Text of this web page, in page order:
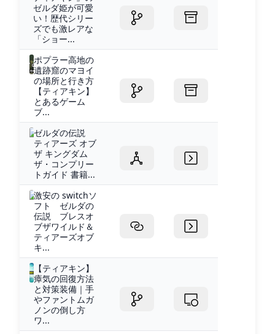
ゼルダ姫が可愛
い！歴代シリー
ズでも激レアな
「ショー...
ポプラー高地の
遺跡窟のマヨイ
の場所と行き方
【ティアキン】
とあるゲーム
ブ...
ゼルダの伝説
ティアーズ オブ
ザ キングダム
ザ・コンプリー
トガイド 書籍...
激安の switchソ
フト ゼルダの
伝説 ブレスオ
ブザワイルド＆
ティアーズオブ
キ...
【ティアキン】
瘴気の回復方法
と対策装備｜手
やファントムガ
ノンの倒し方
ワ...